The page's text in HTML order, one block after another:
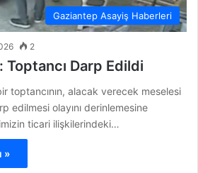
Gaziantep Asayiş Haberleri
2
Toptancı Darp Edildi
toptancının, alacak verecek meselesi
edilmesi olayını derinlemesine
ticari ilişkilerindeki…
»